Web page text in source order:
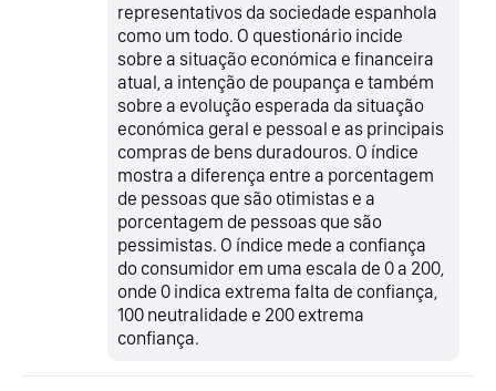
representativos da sociedade espanhola
como um todo. O questionário incide
sobre a situação económica e financeira
atual, a intenção de poupança e também
sobre a evolução esperada da situação
económica geral e pessoal e as principais
compras de bens duradouros. O índice
mostra a diferença entre a porcentagem
de pessoas que são otimistas e a
porcentagem de pessoas que são
pessimistas. O índice mede a confiança
do consumidor em uma escala de 0 a 200,
onde 0 indica extrema falta de confiança,
100 neutralidade e 200 extrema
confiança.